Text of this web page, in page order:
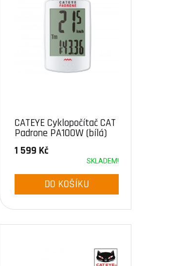
CATEYE Cyklopočítač CAT
Padrone PA100W (bílá)
1 599 Kč
SKLADEM!
DO KOŠÍKU